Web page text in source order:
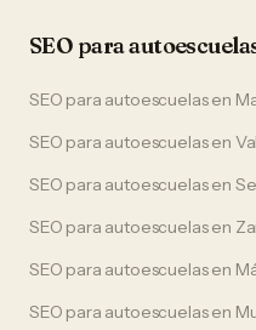
SEO para
SEO para autoescuelasen
SEO para autoescuelasen
SEO para autoescuelasen
SEO para autoescuelasen
SEO para autoescuelasen
SEO para autoescuelasen